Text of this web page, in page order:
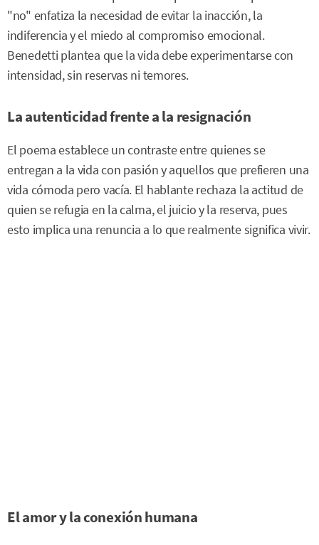
"no" enfatiza la necesidad de evitar la inacción, la
indiferencia y el miedo al compromiso emocional.
Benedetti plantea que la vida debe experimentarse con
intensidad, sin reservas ni temores.
La autenticidad frente a la resignación
El poema establece un contraste entre quienes se
entregan a la vida con pasión y aquellos que prefieren una
vida cómoda pero vacía. El hablante rechaza la actitud de
quien se refugia en la calma, el juicio y la reserva, pues
esto implica una renuncia a lo que realmente significa vivir.
El amor y la conexión humana